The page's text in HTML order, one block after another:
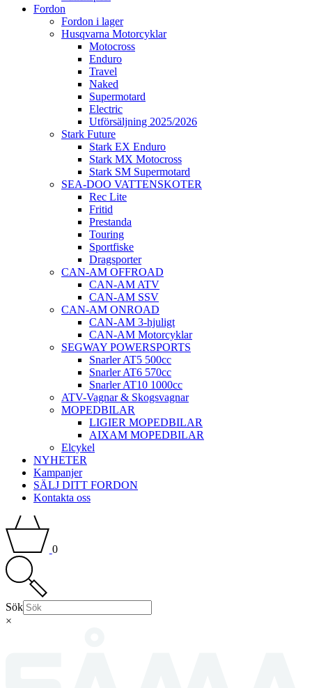
Fordon
Fordon i lager
Husqvarna Motorcyklar
Motocross
Enduro
Travel
Naked
Supermotard
Electric
Utförsäljning 2025/2026
Stark Future
Stark EX Enduro
Stark MX Motocross
Stark SM Supermotard
SEA-DOO VATTENSKOTER
Rec Lite
Fritid
Prestanda
Touring
Sportfiske
Dragsporter
CAN-AM OFFROAD
CAN-AM ATV
CAN-AM SSV
CAN-AM ONROAD
CAN-AM 3-hjuligt
CAN-AM Motorcyklar
SEGWAY POWERSPORTS
Snarler AT5 500cc
Snarler AT6 570cc
Snarler AT10 1000cc
ATV-Vagnar & Skogsvagnar
MOPEDBILAR
LIGIER MOPEDBILAR
AIXAM MOPEDBILAR
Elcykel
NYHETER
Kampanjer
SÄLJ DITT FORDON
Kontakta oss
0
Sök
×